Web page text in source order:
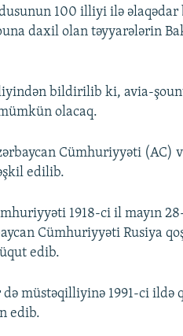
100 illiyi ilə
daxil olan təyyarələrin
bildirilib ki, avia-
olacaq.
Cümhuriyyəti (AC)
edilib.
1918-ci il mayın
Cümhuriyyəti Rusiya
edib.
müstəqilliyinə 1991-ci
edib.